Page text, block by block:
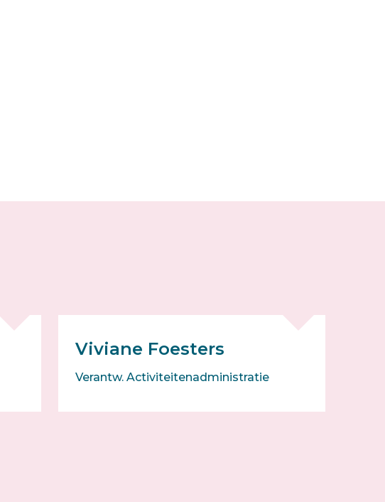
Viviane Foesters
Verantw. Activiteitenadministratie